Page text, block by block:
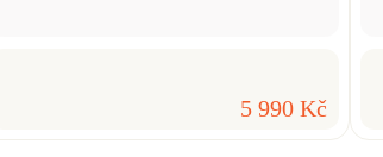
5 990 Kč